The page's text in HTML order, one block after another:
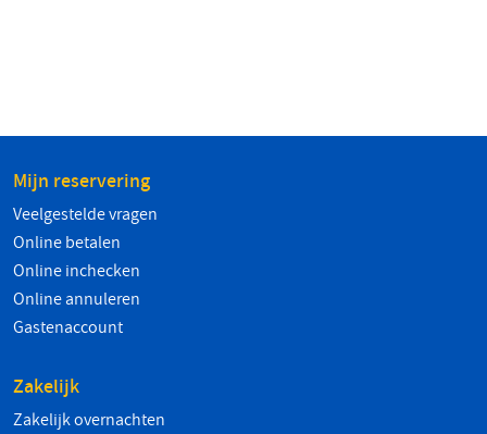
Mijn reservering
Veelgestelde vragen
Online betalen
Online inchecken
Online annuleren
Gastenaccount
Zakelijk
Zakelijk overnachten